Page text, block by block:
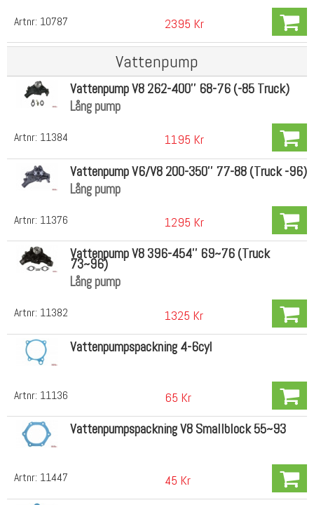
Artnr: 10787 2395 Kr
Vattenpump
Artnr: 11384
Vattenpump V8 262-400'' 68-76 (-85 Truck)
Lång pump
1195 Kr
Artnr: 11376
Vattenpump V6/V8 200-350'' 77-88 (Truck -96)
Lång pump
1295 Kr
Artnr: 11382
Vattenpump V8 396-454'' 69~76 (Truck
73~96)
Lång pump
1325 Kr
Artnr: 11136
Vattenpumpspackning 4-6cyl
65 Kr
Artnr: 11447
Vattenpumpspackning V8 Smallblock 55~93
45 Kr